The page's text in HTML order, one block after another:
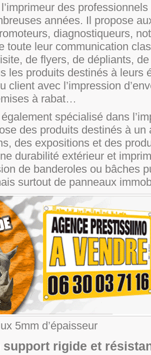
des professionnels
années. Il propose
diagnostiqueurs,
toute leur communication
de flyers, de dépliants,
les produits destinés à leurs
client avec l’impression
à rabat…
spécialisé dans
des produits destinés à un
des expositions et des
durabilité extérieur et
de banderoles ou bâches
surtout de panneaux
5mm d’épaisseur
support rigide et